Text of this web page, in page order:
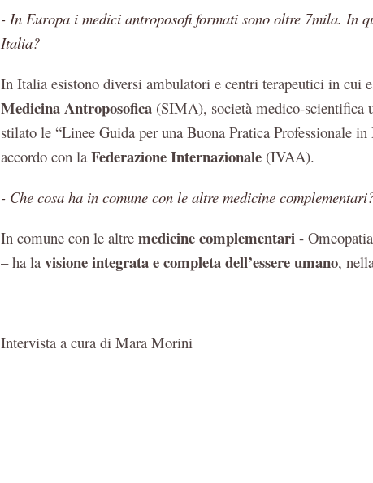
- In Europa i medici antroposofi formati sono oltre 7mila. In
Italia?
In Italia esistono diversi ambulatori e centri terapeutici in cui
Medicina Antroposofica (SIMA), società medico-scientifica
stilato le “Linee Guida per una Buona Pratica Professionale
accordo con la Federazione Internazionale (IVAA).
- Che cosa ha in comune con le altre medicine
In comune con le altre medicine complementari -
– ha la visione integrata e completa dell’essere umano,
Intervista a cura di Mara Morini